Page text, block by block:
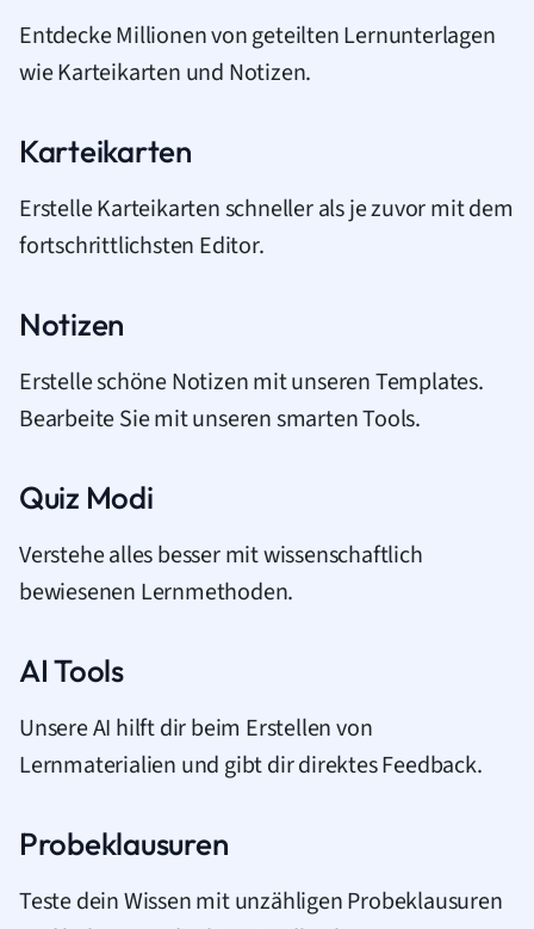
Entdecke Millionen von geteilten Lernunterlagen
wie Karteikarten und Notizen.
Karteikarten
Erstelle Karteikarten schneller als je zuvor mit dem
fortschrittlichsten Editor.
Notizen
Erstelle schöne Notizen mit unseren Templates.
Bearbeite Sie mit unseren smarten Tools.
Quiz Modi
Verstehe alles besser mit wissenschaftlich
bewiesenen Lernmethoden.
AI Tools
Unsere AI hilft dir beim Erstellen von
Lernmaterialien und gibt dir direktes Feedback.
Probeklausuren
Teste dein Wissen mit unzähligen Probeklausuren